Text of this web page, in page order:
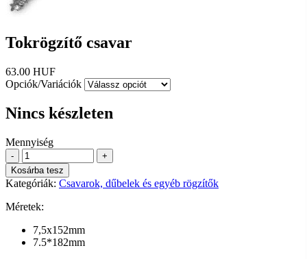
Tokrögzítő csavar
63.00 HUF
Opciók/Variációk
Nincs készleten
Mennyiség
-
+
Kosárba tesz
Kategóriák: Csavarok, dűbelek és egyéb rögzítők
Méretek:
7,5x152mm
7.5*182mm